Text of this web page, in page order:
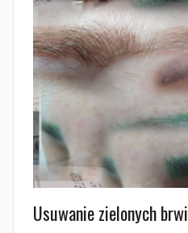
Usuwanie zielonych brwi